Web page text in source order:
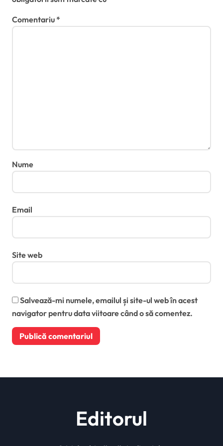
Comentariu*
Nume
Email
Site web
Salvează-mi numele, emailul și site-ul web în acest
navigator pentru data viitoare când o să comentez.
Editorul